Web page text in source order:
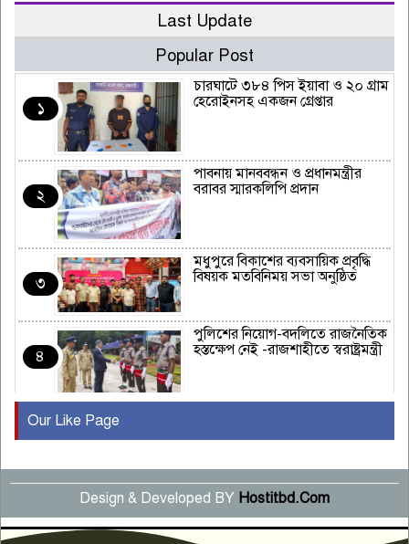
Last Update
Popular Post
১
চারঘাটে ৩৮৪ পিস ইয়াবা ও ২০ গ্রাম
হেরোইনসহ একজন গ্রেপ্তার
২
পাবনায় মানববন্ধন ও প্রধানমন্ত্রীর
বরাবর স্মারকলিপি প্রদান
৩
মধুপুরে বিকাশের ব্যবসায়িক প্রবৃদ্ধি
বিষয়ক মতবিনিময় সভা অনুষ্ঠিত
৪
পুলিশের নিয়োগ-বদলিতে রাজনৈতিক
হস্তক্ষেপ নেই -রাজশাহীতে স্বরাষ্ট্রমন্ত্রী
৫
বছর পূর্তি উদযাপন
৬
সংবাদ সম্মেলনে অভিযোগ অস্বীকার
উদ্দেশ্য প্রণোদিত সংবাদ প্রকাশের
প্রতিবাদ নাজির হাসানের
Our Like Page
Design & Developed BY Hostitbd.Com